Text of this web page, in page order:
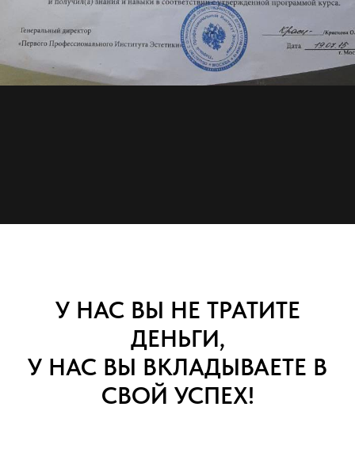
У НАС ВЫ НЕ ТРАТИТЕ
ДЕНЬГИ,
У НАС ВЫ ВКЛАДЫВАЕТЕ В
СВОЙ УСПЕХ!